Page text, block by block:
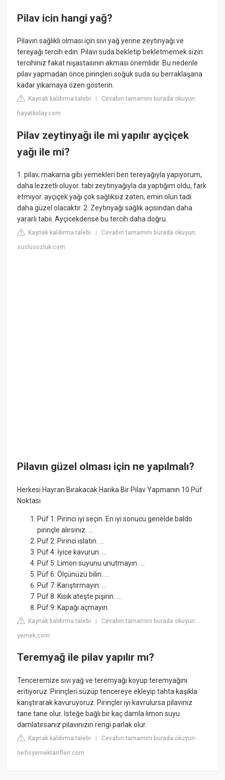
Pilav icin hangi yağ?
Pilavın sağlıklı olması için sıvı yağ yerine zeytinyağı ve
tereyağı tercih edin. Pilavı suda bekletip bekletmemek sizin
tercihiniz fakat nişastasının akması önemlidir. Bu nedenle
pilav yapmadan önce pirinçleri soğuk suda su berraklaşana
kadar yıkamaya özen gösterin.
Kaynak kaldırma talebi |Cevabın tamamını burada okuyun:
hayatkolay.com
Pilav zeytinyağı ile mi yapılır ayçiçek
yağı ile mi?
1. pilav, makarna gibi yemekleri ben tereyağıyla yapıyorum,
daha lezzetli oluyor. tabi zeytinyağıyla da yaptığım oldu, fark
etmiyor. ayçiçek yağı çok sağlıksız zaten, emin olun tadı
daha güzel olacaktır. 2. Zeytinyağı sağlık açısından daha
yararlı tabii. Ayçicekdense bu tercih daha doğru.
Kaynak kaldırma talebi |Cevabın tamamını burada okuyun:
suslusozluk.com
Pilavın güzel olması için ne yapılmalı?
Herkesi Hayran Bırakacak Harika Bir Pilav Yapmanın 10 Püf
Noktası
Püf 1: Pirinci iyi seçin. En iyi sonucu genelde baldo
pirinçle alırsınız. ...
Püf 2: Pirinci ıslatın. ...
Püf 4: İyice kavurun. ...
Püf 5: Limon suyunu unutmayın. ...
Püf 6: Ölçünüzü bilin. ...
Püf 7: Karıştırmayın. ...
Püf 8: Kısık ateşte pişirin. ...
Püf 9: Kapağı açmayın.
Kaynak kaldırma talebi |Cevabın tamamını burada okuyun:
yemek.com
Teremyağ ile pilav yapılır mı?
Tenceremize sıvı yağ ve teremyağı koyup teremyağını
eritiyoruz. Pirinçleri süzüp tencereye ekleyip tahta kaşıkla
karıştırarak kavuruyoruz. Pirinçler iyi kavrulursa pilavınız
tane tane olur. İsteğe bağlı bir kaç damla limon suyu
damlatırsanız pilavınızın rengi parlak olur.
Kaynak kaldırma talebi |Cevabın tamamını burada okuyun:
nefisyemektarifleri.com